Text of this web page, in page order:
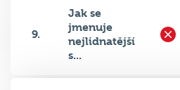
9.
Jak se
jmenuje
nejlidnatější
s...